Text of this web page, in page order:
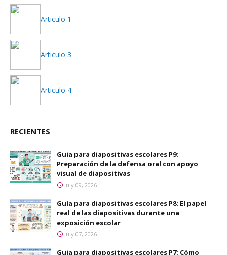
Articulo 1
Articulo 3
Articulo 4
RECIENTES
Guia para diapositivas escolares P9:
Preparación de la defensa oral con apoyo
visual de diapositivas
July 09, 2026
Guía para diapositivas escolares P8: El papel
real de las diapositivas durante una
exposición escolar
July 07, 2026
Guia para diapositivas escolares P7: Cómo